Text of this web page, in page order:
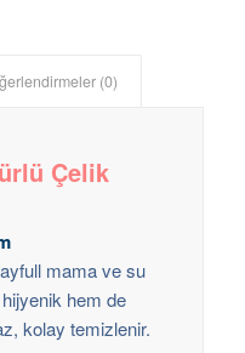
(0)
Çelik
mama ve su
hijyenik hem de
kolay temizlenir.